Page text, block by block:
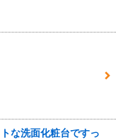
な洗面化粧台ですっ